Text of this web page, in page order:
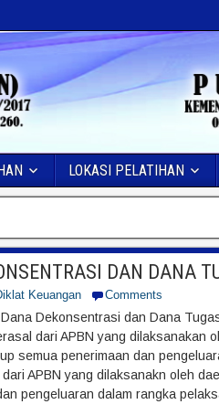
LOKASI PELATIHAN
DAN DANA
Keuangan Comments
Dekonsentrasi dan Dana
dari APBN yang dilaksanakan
semua penerimaan dan
APBN yang dilaksanakn oleh
pengeluaran dalam rangka